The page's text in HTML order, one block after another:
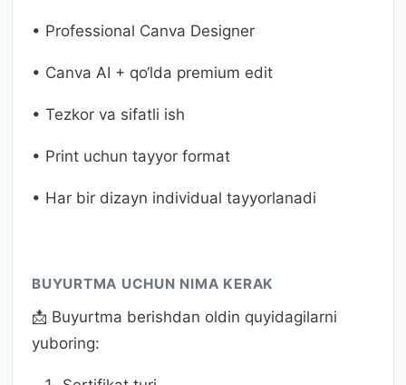
• Professional Canva Designer
• Canva AI + qo‘lda premium edit
• Tezkor va sifatli ish
• Print uchun tayyor format
• Har bir dizayn individual tayyorlanadi
BUYURTMA UCHUN NIMA KERAK
📩 Buyurtma berishdan oldin quyidagilarni
yuboring: